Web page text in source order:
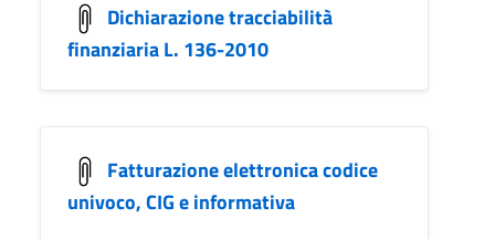
Dichiarazione tracciabilità
finanziaria L. 136-2010
Fatturazione elettronica codice
univoco, CIG e informativa